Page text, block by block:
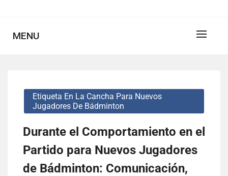
MENU
Etiqueta En La Cancha Para Nuevos
Jugadores De Bádminton
Durante el Comportamiento en el
Partido para Nuevos Jugadores
de Bádminton: Comunicación,